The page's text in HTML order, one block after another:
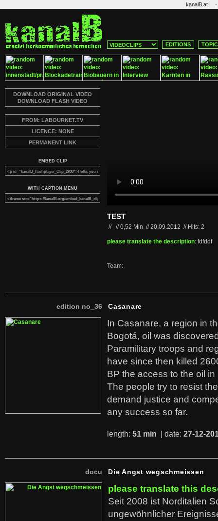
kanalB.at ·
EDITIONS
DOWNLOAD ORIGINAL VIDEO
DOWNLOAD FLASH VIDEO
FROM: LABOURNET.TV
LICENCE: NONE
PERMANENT LINK
EMBED CLIP
WITH CAPTION MENU
TEST
// //0,52 Min //20.09.2012 // Hits: 2
please translate the description: fdfddf
Team:
edition no_36 Casanare
In Casanare, a region in
Bogotá, oil was
Paramilitary troops and
have since then killed
BP the access to the oil in
The people try to resist
demand justice and
any success so far.
length: 51 min | date: 27-12-
docu Die Angst wegschmeissen
please translate this
Seit 2008 ist Norditalien
ungewöhnlicher